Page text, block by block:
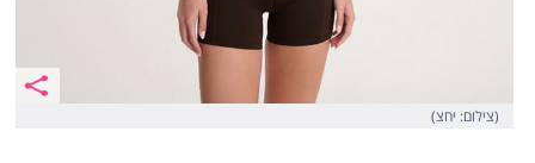
(צילום: יחצ)